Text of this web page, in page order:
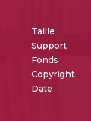
Taille
Support
Fonds
Copyright
Date